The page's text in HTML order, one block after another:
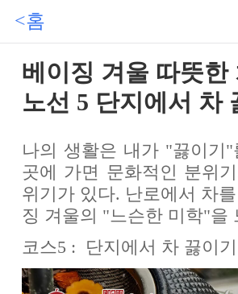
<홈
베이징 겨울 따뜻한
노선 5 단지에서 차
나의 생활은 내가 "끓이기"
곳에 가면 문화적인 분위
위기가 있다. 난로에서 차를
징 겨울의 "느슨한 미학"을
코스5 : 단지에서 차 끓이기